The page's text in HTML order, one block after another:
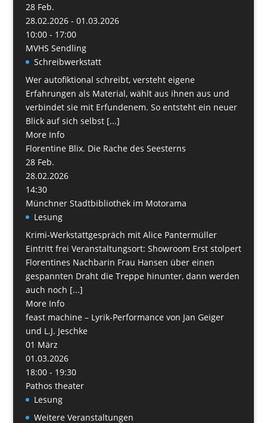
28 Feb.
28.02.2026 - 01.03.2026
10:00 - 17:00
MVHS Sendling
Schreibwerkstatt
Wer autofiktional schreibt, versteht eigene
Erfahrungen als Material, wählt aus ihnen aus und
verbindet sie mit Erfundenem. So entsteht ein neuer
Blick auf sich selbst [...]
More Info
Florentine Blix. Die Rache des Seesterns
28 Feb.
28.02.2026
14:30
Münchner Stadtbibliothek im Motorama
Lesung
Krimi-Werkstattgespräch mit Alice Pantermüller
Eintritt frei Veranstaltungsort: Showroom Erst stolpert
Florentines Nachbarin Frau Hansen über einen
gespannten Draht die Treppe hinunter, dann werden
auch noch [...]
More Info
feast machine – Lyrik-Performance von Jan Geiger
und L.J. Jeschke
01 März
01.03.2026
18:00 - 19:30
Pathos theater
Lesung
Weitere Veranstaltungen